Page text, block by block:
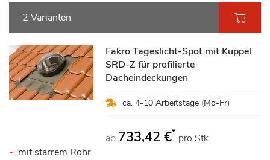
2 Varianten
Fakro Tageslicht-Spot mit Kuppel
SRD-Z für profilierte
Dacheindeckungen
ca. 4-10 Arbeitstage (Mo-Fr)
ab 733,42 €* pro Stk
mit starrem Rohr